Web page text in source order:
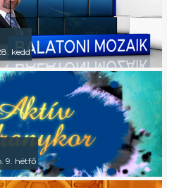
kedd
9. hétfő